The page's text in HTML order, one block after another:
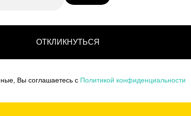
ОТКЛИКНУТЬСЯ
Вы соглашаетесь с Политикой конфиденциальности